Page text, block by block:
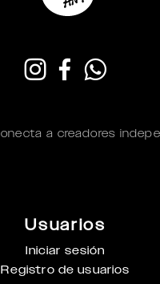
a creadores
Usuarios
Iniciar sesión
Registro de usuarios